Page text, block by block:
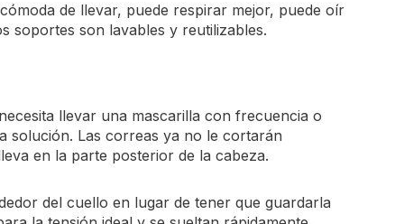
de llevar, puede respirar mejor, puede oír
soportes son lavables y reutilizables.
llevar una mascarilla con frecuencia o
solución. Las correas ya no le cortarán
en la parte posterior de la cabeza.
del cuello en lugar de tener que guardarla